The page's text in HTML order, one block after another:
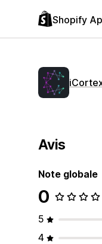
Shopify
Avis
Note globale
0
5
4